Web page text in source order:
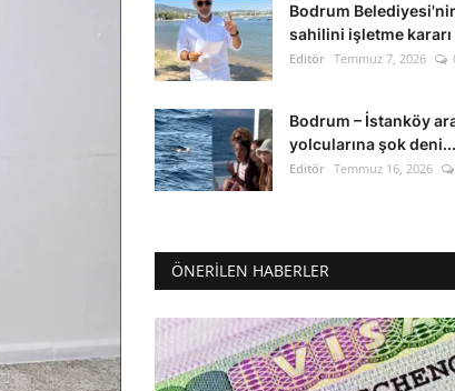
Bodrum
sahilini işletme kararı
Editör Temmuz 7, 2026
Bodrum – İstanköy
yolcularına şok deni...
Editör Temmuz 16, 2026
ÖNERILEN HABERLER